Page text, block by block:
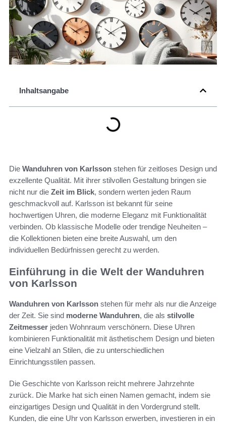
Inhaltsangabe
Die Wanduhren von Karlsson stehen für zeitloses Design und
exzellente Qualität. Mit ihrer stilvollen Gestaltung bringen sie
nicht nur die Zeit im Blick, sondern werten jeden Raum
geschmackvoll auf. Karlsson ist bekannt für seine
hochwertigen Uhren, die moderne Eleganz mit Funktionalität
verbinden. Ob klassische Modelle oder trendige Neuheiten –
die Kollektionen bieten eine breite Auswahl, um den
individuellen Bedürfnissen gerecht zu werden.
Einführung in die Welt der Wanduhren
von Karlsson
Wanduhren von Karlsson stehen für mehr als nur die Anzeige
der Zeit. Sie sind moderne Wanduhren, die als stilvolle
Zeitmesser jeden Wohnraum verschönern. Diese Uhren
kombinieren Funktionalität mit ästhetischem Design und bieten
eine Vielzahl an Stilen, die zu unterschiedlichen
Einrichtungsstilen passen.
Die Geschichte von Karlsson reicht mehrere Jahrzehnte
zurück. Die Marke hat sich einen Namen gemacht, indem sie
einzigartiges Design und Qualität in den Vordergrund stellt.
Kunden, die eine Uhr von Karlsson erwerben, investieren in ein